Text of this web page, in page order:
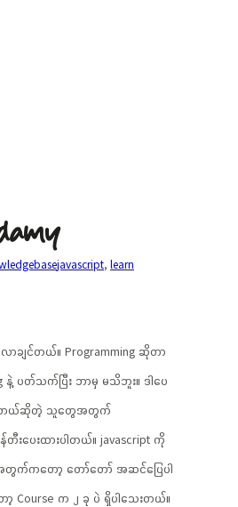
javascript, learn
ာချင်တယ်။ Programming ဆိုတာ
နဲ့ ပတ်သက်ပြီး ဘာမှ မသိဘူး။ ဒါပေ
တယ်ဆိုတဲ့ သူတွေအတွက်
းပေးထားပါတယ်။ javascript ကို
က်ကတော့ တော်တော် အဆင်ပြေပါ
Course က ၂ ခု ပဲ ရှိပါသေးတယ်။